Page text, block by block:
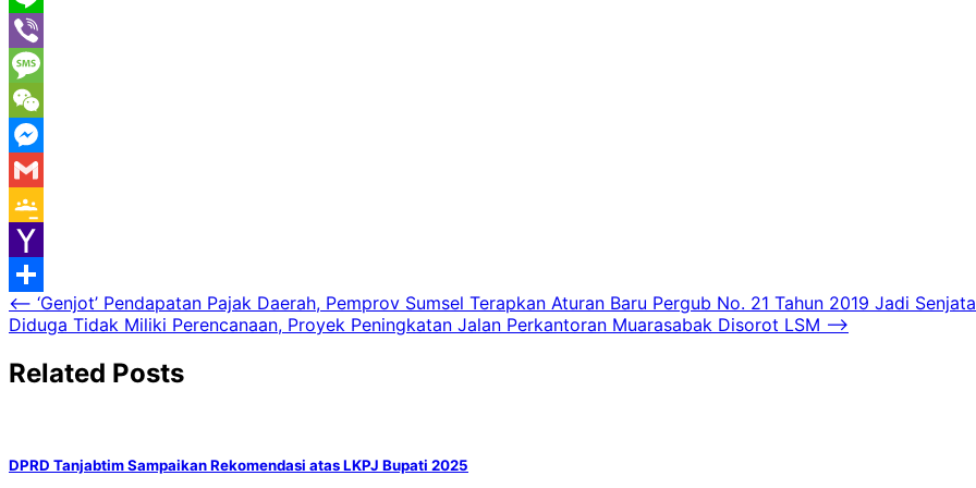
Line
Viber
Message
WeChat
Messenger
Gmail
Google
Classroom
Yahoo
Mail
Share
Navigasi
pos
⟵ ‘Genjot’ Pendapatan Pajak Daerah, Pemprov Sumsel Terapkan Aturan Baru Pergub No. 21 Tahun 2019 Jadi
Diduga Tidak Miliki Perencanaan, Proyek Peningkatan Jalan Perkantoran Muarasabak Disorot LSM ⟶
Related Posts
DPRD Tanjabtim Sampaikan Rekomendasi atas LKPJ Bupati 2025